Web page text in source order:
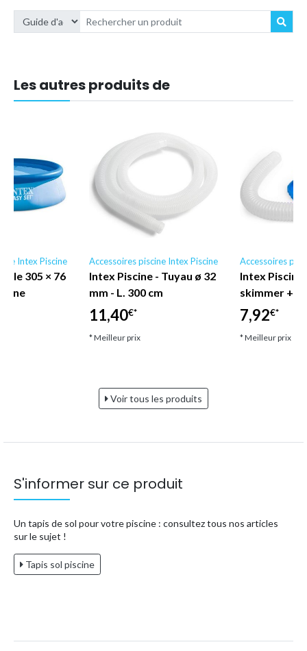
Les autres produits de
Intex Piscine
305 × 76
Accessoires piscine Intex Piscine
Intex Piscine - Tuyau ø 32
mm - L. 300 cm
11,40€*
* Meilleur prix
Accessoires
Intex Piscine
skimmer +
7,92€*
* Meilleur prix
Voir tous les produits
S'informer sur ce produit
Un tapis de sol pour votre piscine : consultez tous nos articles
sur le sujet !
Tapis sol piscine